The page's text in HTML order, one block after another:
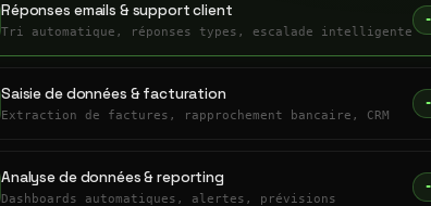
Réponses emails & support client
Tri automatique, réponses types, escalade intelligente
Saisie de données & facturation
Extraction de factures, rapprochement bancaire, CRM
Analyse de données & reporting
Dashboards automatiques, alertes, prévisions